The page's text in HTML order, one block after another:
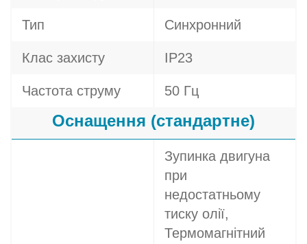
Тип Синхронний
Клас захисту IP23
Частота струму 50 Гц
Оснащення (стандартне)
Зупинка двигуна
при
недостатньому
тиску олії,
Термомагнітний